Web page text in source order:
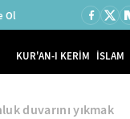
Ol
KUR'AN-I KERİM İSLAM
duvarını yıkmak